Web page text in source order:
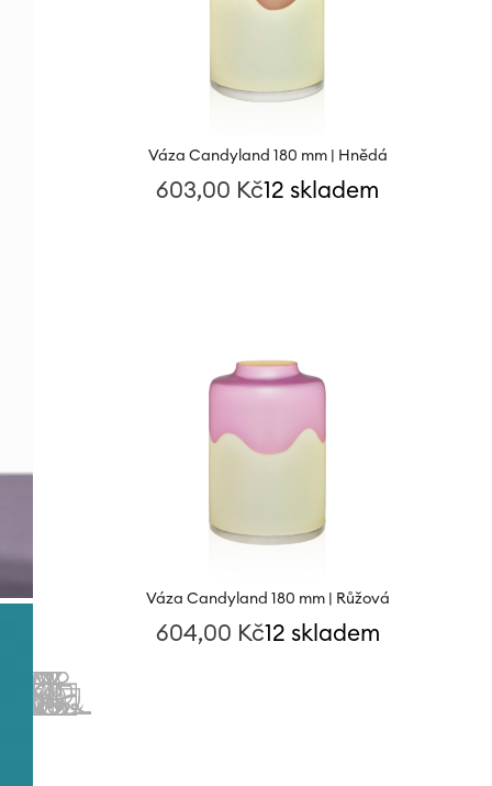
Váza Candyland 180 mm | Hnědá
603,00 Kč12 skladem
Váza Candyland 180 mm | Růžová
604,00 Kč12 skladem